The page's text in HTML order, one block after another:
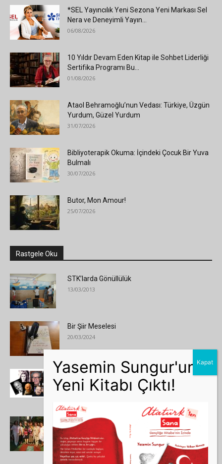
*SEL Yayıncılık Yeni Sezona Yeni Markası Sel
Nera ve Deneyimli Yayın...
06/08/2026
10 Yıldır Devam Eden Kitap ile Sohbet Liderliği
Sertifika Programı Bu...
01/08/2026
Ataol Behramoğlu’nun Vedası: Türkiye, Üzgün
Yurdum, Güzel Yurdum
31/07/2026
Bibliyoterapik Okuma: İçindeki Çocuk Bir Yuva
Bulmalı
30/07/2026
Butor, Mon Amour!
25/07/2026
Rastgele Oku
STK’larda Gönüllülük
13/03/2013
Bir Şiir Meselesi
20/03/2024
2013, 2013 Yılı Olalı
18/01/2014
Kitap İle Sohbet 10 Yaşında
15/06/2018